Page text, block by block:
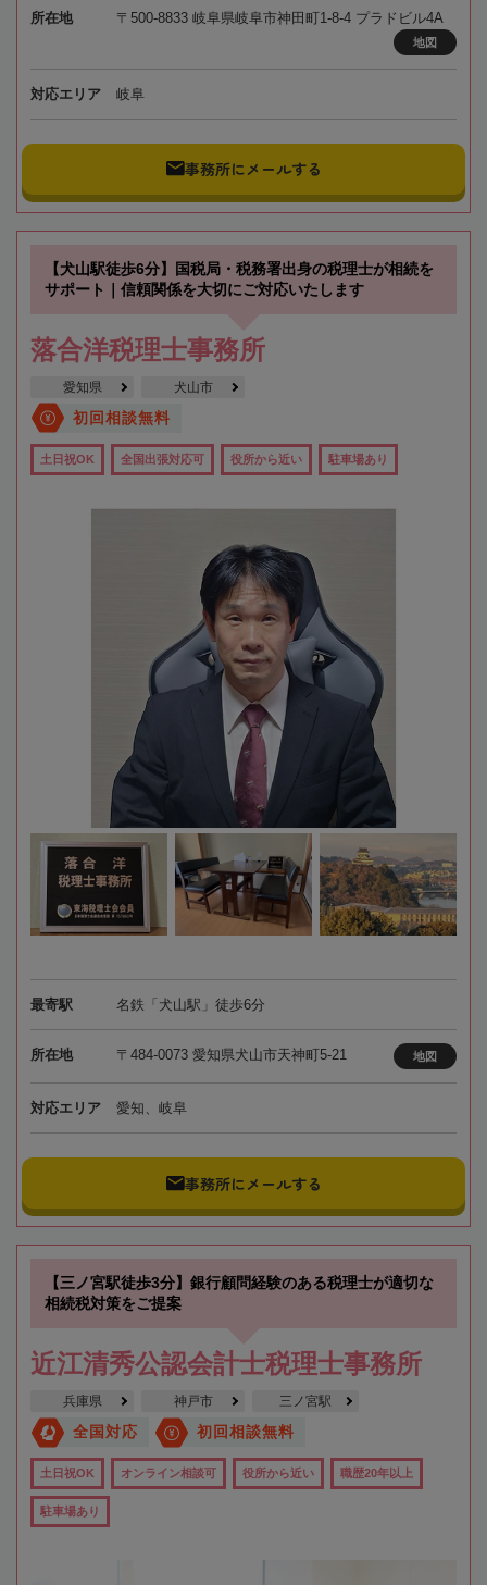
所在地 〒500-8833 岐阜県岐阜市神田町1-8-4 プラドビル4A
地図
対応エリア 岐阜
事務所にメールする
【犬山駅徒歩6分】国税局・税務署出身の税理士が相続を
サポート｜信頼関係を大切にご対応いたします
落合洋税理士事務所
愛知県 犬山市
初回相談無料
土日祝OK 全国出張対応可 役所から近い 駐車場あり
最寄駅 名鉄「犬山駅」徒歩6分
所在地 〒484-0073 愛知県犬山市天神町5-21 地図
対応エリア 愛知、岐阜
事務所にメールする
【三ノ宮駅徒歩3分】銀行顧問経験のある税理士が適切な
相続税対策をご提案
近江清秀公認会計士税理士事務所
兵庫県 神戸市 三ノ宮駅
全国対応 初回相談無料
土日祝OK オンライン相談可 役所から近い 職歴20年以上
駐車場あり